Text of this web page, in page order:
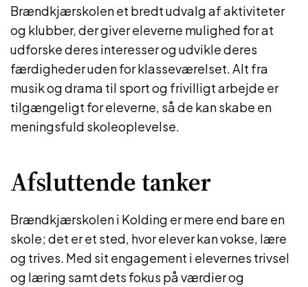
Brændkjærskolen et bredt udvalg af aktiviteter
og klubber, der giver eleverne mulighed for at
udforske deres interesser og udvikle deres
færdigheder uden for klasseværelset. Alt fra
musik og drama til sport og frivilligt arbejde er
tilgængeligt for eleverne, så de kan skabe en
meningsfuld skoleoplevelse.
Afsluttende tanker
Brændkjærskolen i Kolding er mere end bare en
skole; det er et sted, hvor elever kan vokse, lære
og trives. Med sit engagement i elevernes trivsel
og læring samt dets fokus på værdier og